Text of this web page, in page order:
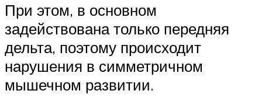
При этом, в основном
задействована только передняя
дельта, поэтому происходит
нарушения в симметричном
мышечном развитии.